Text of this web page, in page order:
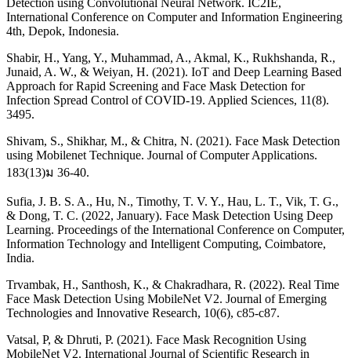
Detection using Convolutional Neural Network. IC2IE,
International Conference on Computer and Information Engineering
4th, Depok, Indonesia.
Shabir, H., Yang, Y., Muhammad, A., Akmal, K., Rukhshanda, R.,
Junaid, A. W., & Weiyan, H. (2021). IoT and Deep Learning Based
Approach for Rapid Screening and Face Mask Detection for
Infection Spread Control of COVID-19. Applied Sciences, 11(8).
3495.
Shivam, S., Shikhar, M., & Chitra, N. (2021). Face Mask Detection
using Mobilenet Technique. Journal of Computer Applications.
183(13)ม 36-40.
Sufia, J. B. S. A., Hu, N., Timothy, T. V. Y., Hau, L. T., Vik, T. G.,
& Dong, T. C. (2022, January). Face Mask Detection Using Deep
Learning. Proceedings of the International Conference on Computer,
Information Technology and Intelligent Computing, Coimbatore,
India.
Trvambak, H., Santhosh, K., & Chakradhara, R. (2022). Real Time
Face Mask Detection Using MobileNet V2. Journal of Emerging
Technologies and Innovative Research, 10(6), c85-c87.
Vatsal, P, & Dhruti, P. (2021). Face Mask Recognition Using
MobileNet V2. International Journal of Scientific Research in